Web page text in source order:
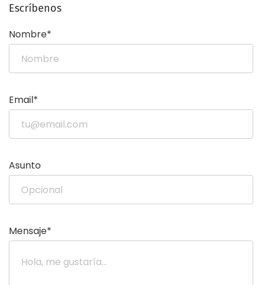
Escríbenos
Nombre*
Email*
Asunto
Mensaje*